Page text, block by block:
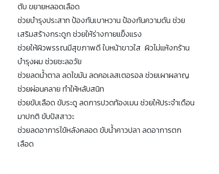
ตับ ขยายหลอดเลือด
ช่วยบำรุงประสาท ป้องกันเบาหวาน ป้องกันความดัน ช่วย
เสริมสร้างกระดูก ช่วยให้ร่างกายแข็งแรง
ช่วยให้ผิวพรรณมีสุขภาพดี ใบหน้าขาวใส ผิวไม่แห้งกร้าน
บำรุงผม ช่วยชะลอวัย
ช่วยลดน้ำตาล ลดไขมัน ลดคอเลสเตอรอล ช่วยเผาผลาญ
ช่วยผ่อนคลาย ทำให้หลับสนิท
ช่วยขับเลือด ขับระดู ลดการปวดท้องเมน ช่วยให้ประจำเดือน
มาปกติ ขับปัสสาวะ
ช่วยลดอาการไข้หลังคลอด ขับน้ำคาวปลา ลดอาการตก
เลือด